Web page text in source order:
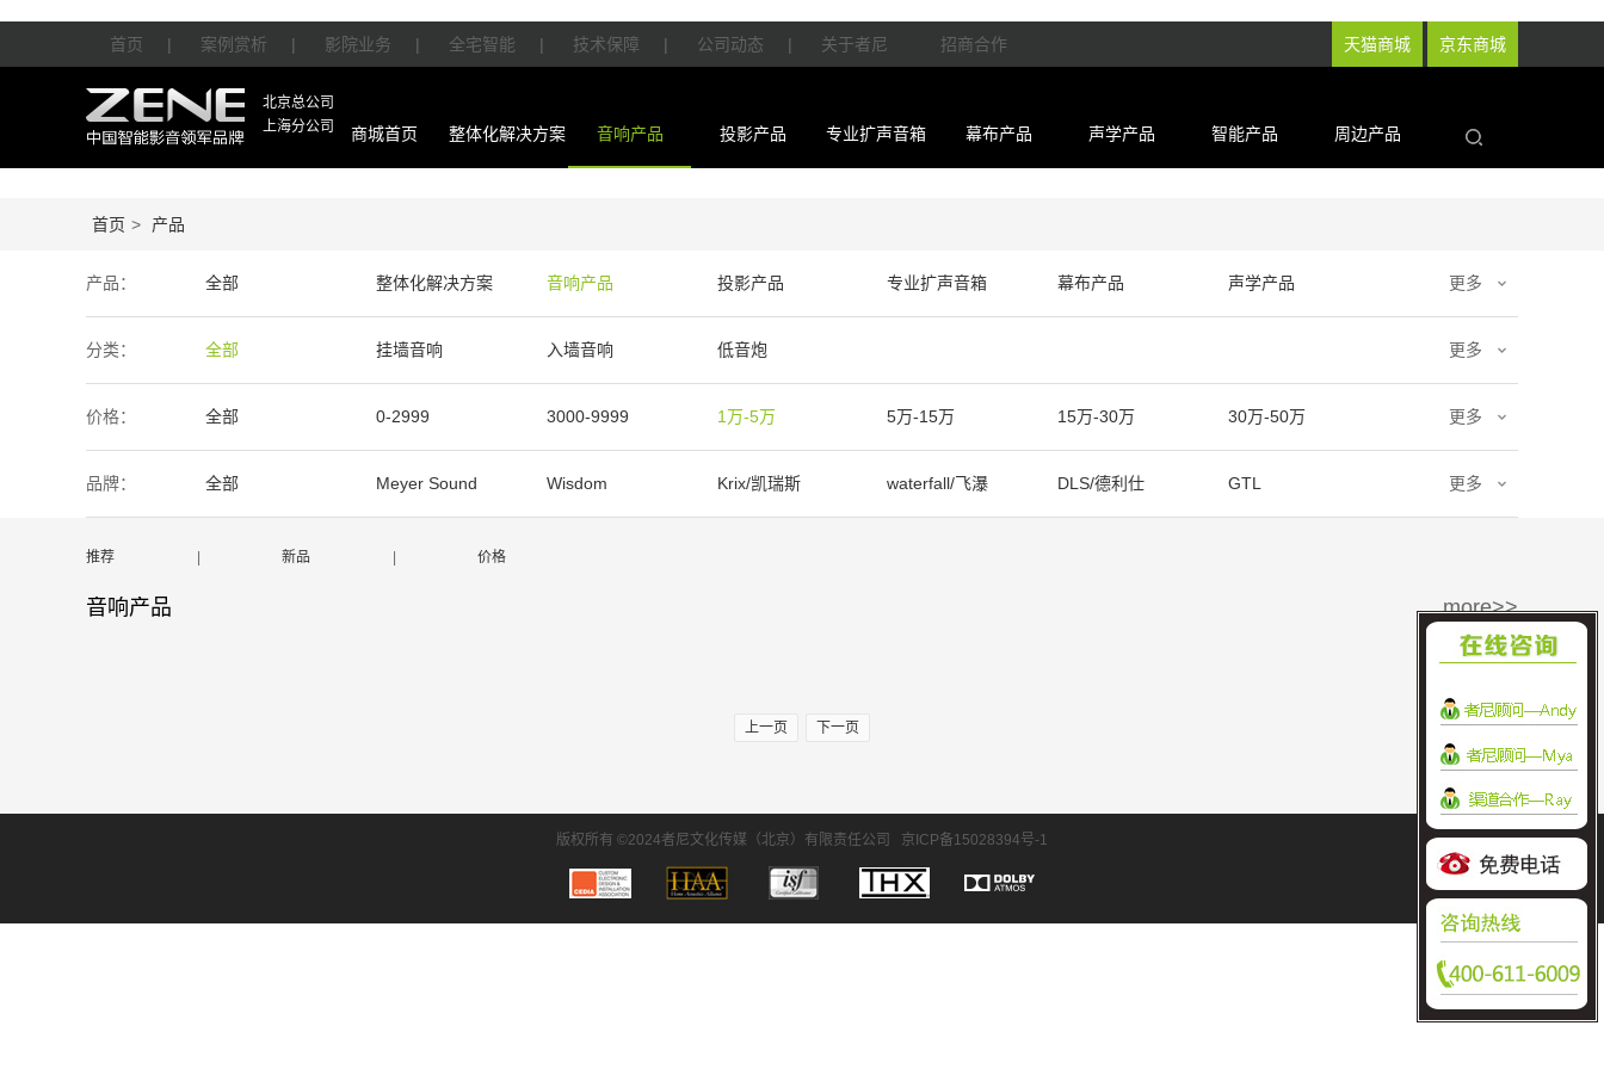
天猫商城 京东商城
首页 | 案例赏析 | 影院业务 | 全宅智能 | 技术保障 | 公司动态 | 关于者尼 招商合作
北京总公司
上海分公司
商城首页 整体化解决方案 音响产品 投影产品 专业扩声音箱 幕布产品 声学产品 智能产品 周边产品
首页 > 产品
产品： 全部 整体化解决方案 音响产品 投影产品 专业扩声音箱 幕布产品 声学产品
智能产品 周边产品
更多
分类： 全部 挂墙音响 入墙音响 低音炮 更多
价格： 全部 0-2999 3000-9999 1万-5万 5万-15万 15万-30万 30万-50万
50万-100万 100万以上
更多
品牌： 全部 Meyer Sound Wisdom Krix/凯瑞斯 waterfall/飞瀑 DLS/德利仕 GTL 更多
推荐 新品 价格
音响产品 more>>
上一页 下一页
版权所有 ©2024者尼文化传媒（北京）有限责任公司 京ICP备15028394号-1